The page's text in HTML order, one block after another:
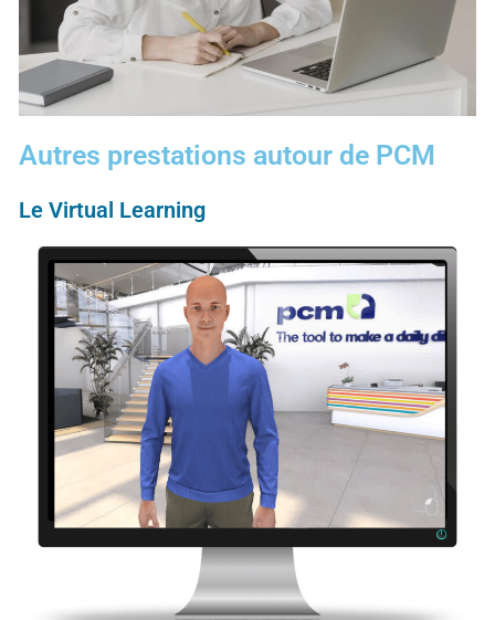
Autres prestations autour de PCM
Le Virtual Learning